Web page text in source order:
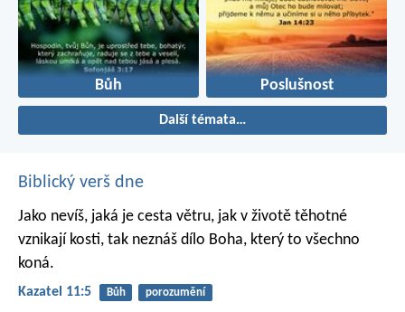
Bůh Poslušnost
Další témata…
Biblický verš dne
Jako nevíš, jaká je cesta větru, jak v životě těhotné
vznikají kosti, tak neznáš dílo Boha, který to všechno
koná.
Kazatel 11:5 Bůh porozumění